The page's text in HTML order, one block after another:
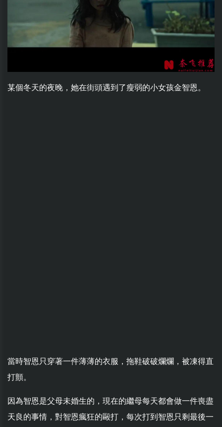
某個冬天的夜晚，她在街頭遇到了瘦弱的小女孩金智恩。
當時智恩只穿著一件薄薄的衣服，拖鞋破破爛爛，被凍得直
打顫。
因為智恩是父母未婚生的，現在的繼母每天都會做一件喪盡
天良的事情，對智恩瘋狂的毆打，每次打到智恩只剩最後一